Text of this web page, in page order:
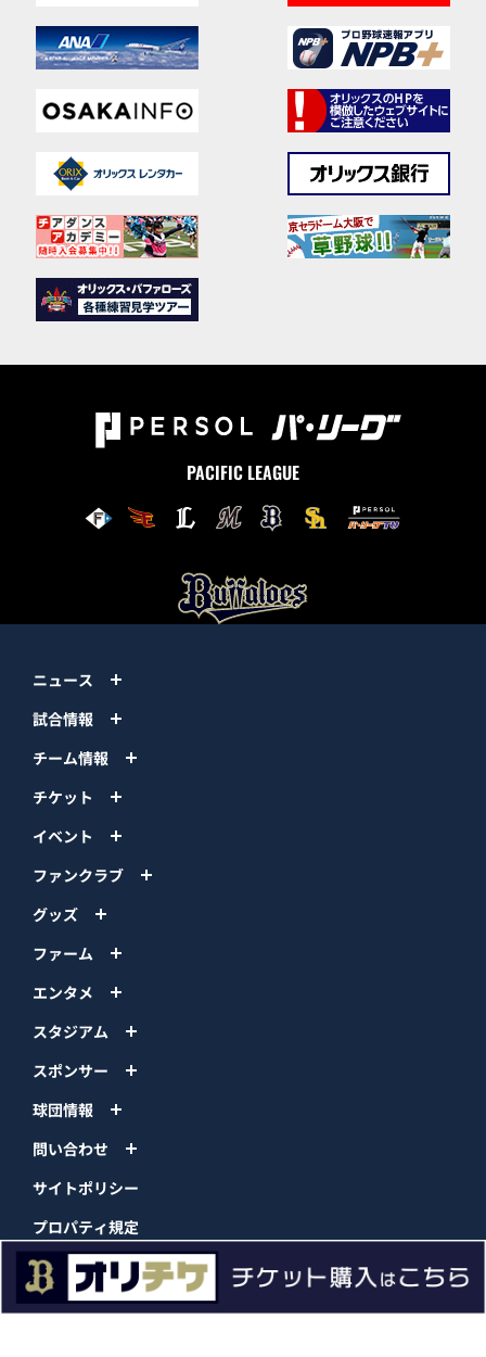
PACIFIC LEAGUE
ニュース
試合情報
チーム情報
チケット
イベント
ファンクラブ
グッズ
ファーム
エンタメ
スタジアム
スポンサー
球団情報
問い合わせ
サイトポリシー
プロパティ規定
プライバシーポリシー
BPB DX